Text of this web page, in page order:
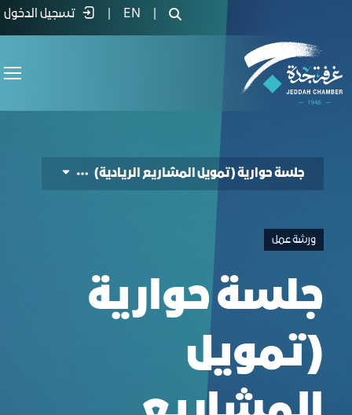
جلسة حوارية (تمويل المشاريع الريادية) -
EN تسجيل الدخول
جلسة حوارية (تمويل المشاريع الريادية)
ورشة عمل
جلسة حوارية
(تمويل